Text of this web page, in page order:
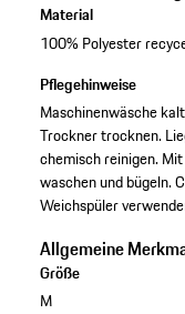
Material
100% Polyester
Pflegehinweise
Maschinenwäsche
Trockner trocknen.
chemisch reinigen.
waschen und bügeln.
Weichspüler
Allgemeine
Größe
M